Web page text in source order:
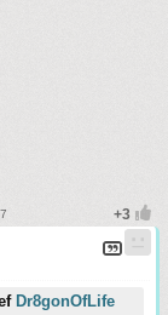
Dr8gonOfLife